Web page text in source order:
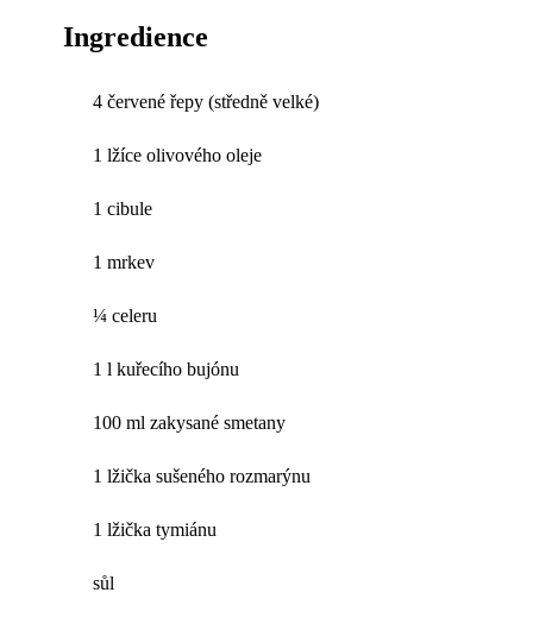
Ingredience
4 červené řepy (středně velké)
1 lžíce olivového oleje
1 cibule
1 mrkev
¼ celeru
1 l kuřecího bujónu
100 ml zakysané smetany
1 lžička sušeného rozmarýnu
1 lžička tymiánu
sůl